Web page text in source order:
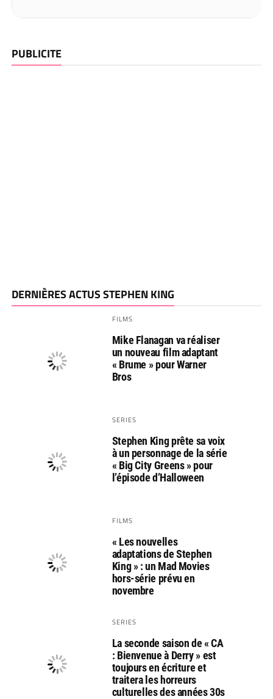
PUBLICITE
DERNIÈRES ACTUS STEPHEN KING
FILMS
Mike Flanagan va réaliser
un nouveau film adaptant
« Brume » pour Warner
Bros
SERIES
Stephen King prête sa voix
à un personnage de la série
« Big City Greens » pour
l’épisode d’Halloween
FILMS
« Les nouvelles
adaptations de Stephen
King » : un Mad Movies
hors-série prévu en
novembre
SERIES
La seconde saison de « CA
: Bienvenue à Derry » est
toujours en écriture et
traitera les horreurs
culturelles des années 30s